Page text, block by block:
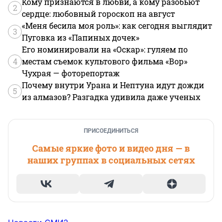
2
сердце: любовный гороскоп на август
3
«Меня бесила моя роль»: как сегодня выглядит
Пуговка из «Папиных дочек»
4
Его номинировали на «Оскар»: гуляем по
местам съемок культового фильма «Вор»
Чухрая — фоторепортаж
5
Почему внутри Урана и Нептуна идут дожди
из алмазов? Разгадка удивила даже ученых
ПРИСОЕДИНИТЬСЯ
Самые яркие фото и видео дня — в
наших группах в социальных сетях